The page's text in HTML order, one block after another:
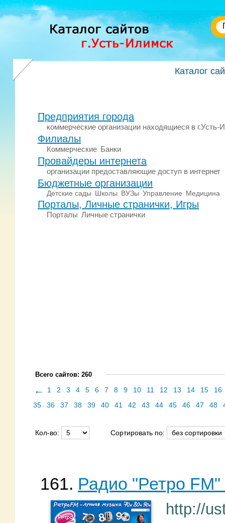
Каталог
Предприятия города
коммерческие организации находящиеся в г.Усть-
Филиалы
Коммерческие Банки
Провайдеры интернета
организации предоставляющие доступ в интернет
Бюджетные организации
Детские сады Школы ВУЗы Управление Медицина
Порталы, Личные странички, Игры
Порталы Личные странички
Всего сайтов: 260
← 1 2 3 4 5 6 7 8 9 10 11 12 13 14 15
16
35
36 37 38 39 40 41 42 43 44 45 46 47 48
Кол-во: Сортировать по:
161. Радио "Ретро
http://